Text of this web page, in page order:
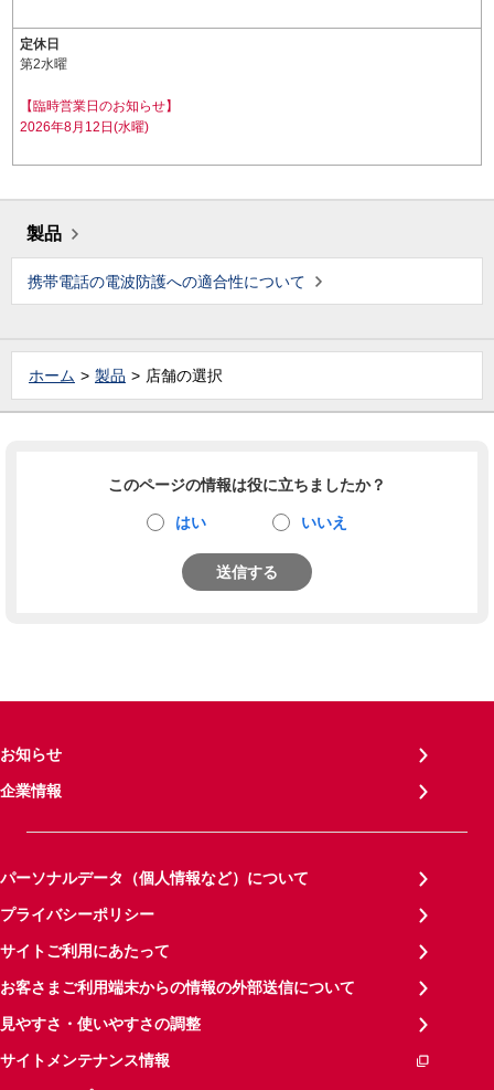
定休日
第2水曜
【臨時営業日のお知らせ】
2026年8月12日(水曜)
製品
携帯電話の電波防護への適合性について
ホーム 製品 店舗の選択
このページの情報は役に立ちましたか？
はい いいえ
送信する
お知らせ
企業情報
パーソナルデータ（個人情報など）について
プライバシーポリシー
サイトご利用にあたって
お客さまご利用端末からの情報の外部送信について
見やすさ・使いやすさの調整
サイトメンテナンス情報